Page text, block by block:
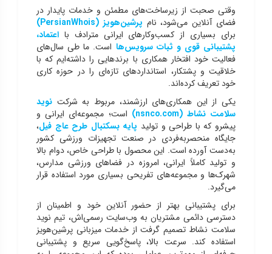
وقتی صحبت از زیرساخت‌های مطمئن و خدمات پایدار در
فضای آنلاین می‌شود، نام پرشین‌هویز(PersianWhois)
برای بسیاری از کسب‌وکارهای ایرانی مترادف با اعتماد،
پشتیبانی قوی و ثبات سرویس‌ها است. ما طی سال‌های
فعالیت خود افتخار همکاری با برندهایی را داشته‌ایم که با
خلاقیت و پشتکار، استانداردهای تازه‌ای را در حوزه کاری
خود تعریف کرده‌اند.
یکی از این همکاری‌های ارزشمند، مربوط به شرکت نوید
سلامت نشاط (nsnco.com)
است؛ مجموعه‌ای ایرانی و
پیشرو که با طراحی و تولید پایه بسکتبال طرح عاج فیل،
جایگاه منحصربه‌فردی در صنعت تجهیزات ورزشی کشور
به‌دست آورده است. این محصول با طراحی خاص، دوام بالا
و تولید کاملاً ایرانی، امروزه در فضاهای ورزشی مدارس،
شهرک‌ها و مجموعه‌های تفریحی بسیاری مورد استفاده قرار
می‌گیرد.
برای پشتیبانی بهتر از حضور آنلاین خود و اطمینان از
دسترسی دائمی مشتریان به وب‌سایت رسمی‌اش، تیم نوید
سلامت نشاط تصمیم گرفت از خدمات میزبانی پرشین‌هویز
استفاده کند. سرعت بالا، پاسخ‌گویی سریع و پشتیبانی